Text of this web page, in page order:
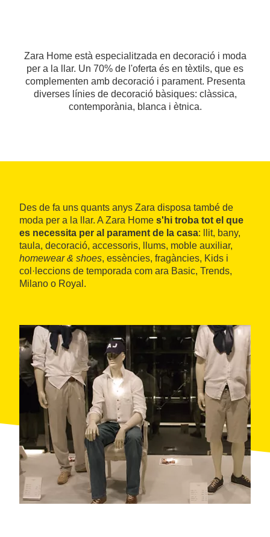
Zara Home està especialitzada en decoració i moda
per a la llar. Un 70% de l'oferta és en tèxtils, que es
complementen amb decoració i parament. Presenta
diverses línies de decoració bàsiques: clàssica,
contemporània, blanca i ètnica.
Des de fa uns quants anys Zara disposa també de
moda per a la llar. A Zara Home s'hi troba tot el que
es necessita per al parament de la casa: llit, bany,
taula, decoració, accessoris, llums, moble auxiliar,
homewear & shoes, essències, fragàncies, Kids i
col·leccions de temporada com ara Basic, Trends,
Milano o Royal.